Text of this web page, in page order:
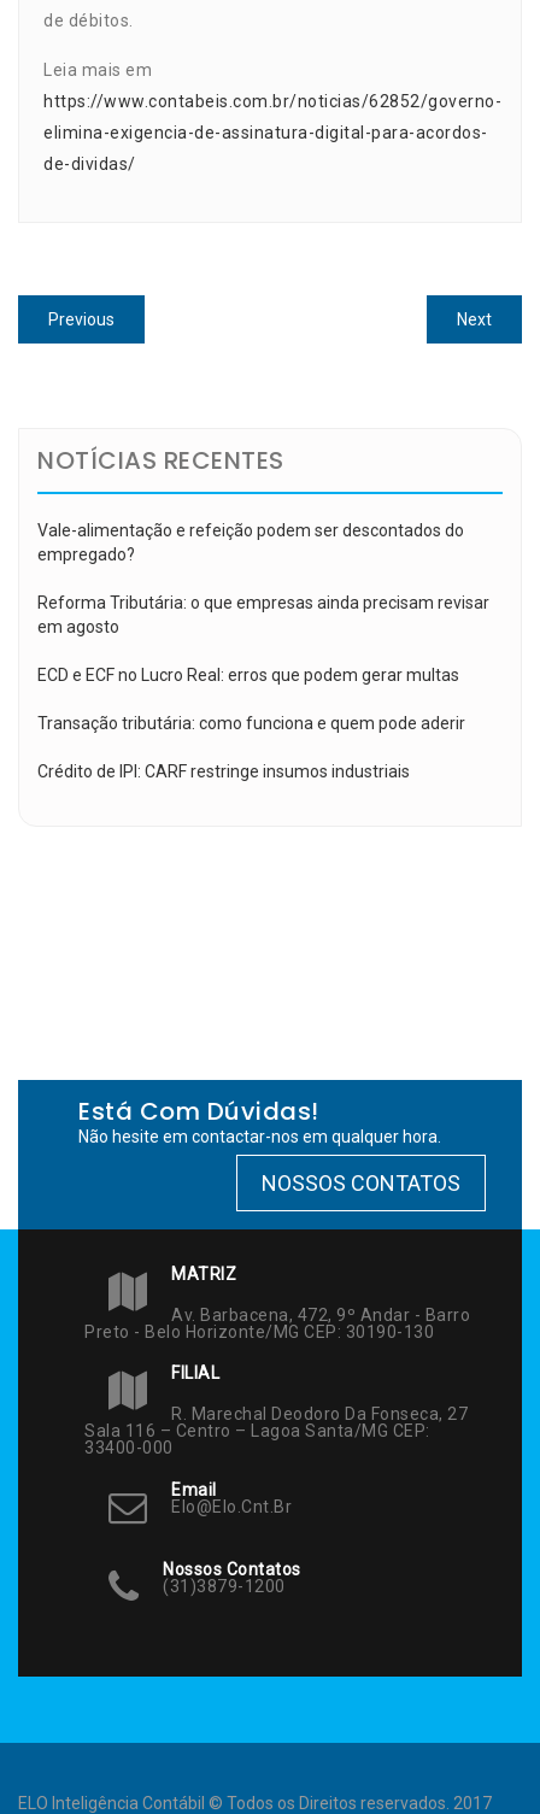
de débitos.
Leia mais em
https://www.contabeis.com.br/noticias/62852/governo-
elimina-exigencia-de-assinatura-digital-para-acordos-
de-dividas/
Navegação
de
Previous
post:
NextNext
post:
NOTÍCIAS RECENTES
Vale-alimentação e refeição podem ser descontados do
empregado?
Reforma Tributária: o que empresas ainda precisam revisar
em agosto
ECD e ECF no Lucro Real: erros que podem gerar multas
Transação tributária: como funciona e quem pode aderir
Crédito de IPI: CARF restringe insumos industriais
Está Com Dúvidas!
Não hesite em contactar-nos em qualquer hora.
NOSSOS CONTATOS
MATRIZ
Av. Barbacena, 472, 9º Andar - Barro
Preto - Belo Horizonte/MG CEP: 30190-130
FILIAL
R. Marechal Deodoro Da Fonseca, 27
Sala 116 – Centro – Lagoa Santa/MG CEP:
33400-000
Email
Elo@elo.cnt.br
Nossos Contatos
(31)3879-1200
ELO Inteligência Contábil © Todos os Direitos reservados. 2017